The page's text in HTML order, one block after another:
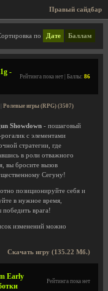
Правый сайдбар
по Дате Баллам
-
Рейтинга пока нет | Баллы: 86
Ролевые игры (RPG) (3507)
Showdown - пошаговый
рогалик с элементами
стратегии, где
в роли отважного
вы бросите вызов
Сегуну!
позиционируйте себя и
в нужное время,
врага!
изменений можно
Скачать игру (135.22 Мб.)
Early
Рейтинга пока нет